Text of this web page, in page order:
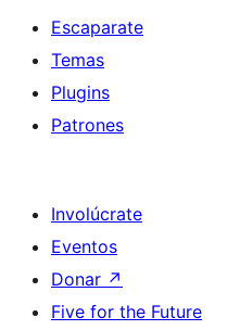
Escaparate
Temas
Plugins
Patrones
Involúcrate
Eventos
Donar ↗
Five for the Future